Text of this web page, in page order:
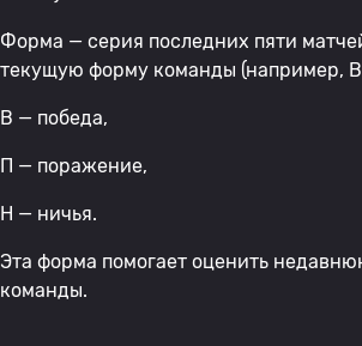
Форма — серия последних пяти
текущую форму команды (например,
В — победа,
П — поражение,
Н — ничья.
Эта форма помогает оценить
команды.